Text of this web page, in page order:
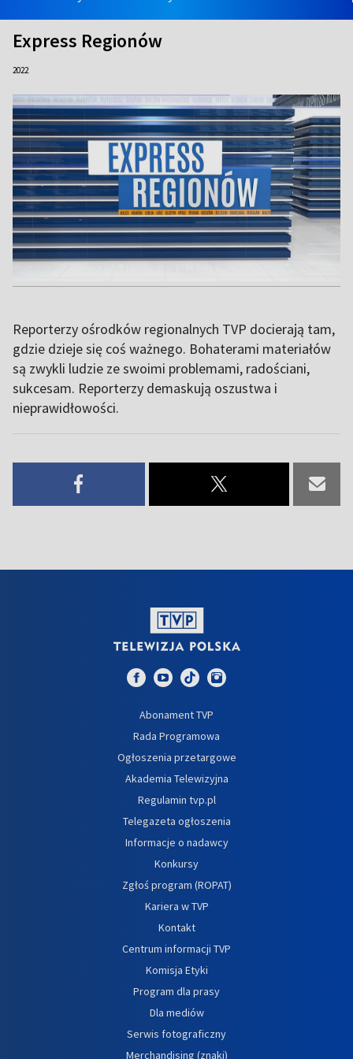
Express Regionów
2022
Reporterzy ośrodków regionalnych TVP docierają tam,
gdzie dzieje się coś ważnego. Bohaterami materiałów
są zwykli ludzie ze swoimi problemami, radościani,
sukcesam. Reporterzy demaskują oszustwa i
nieprawidłowości.
Abonament TVP
Rada Programowa
Ogłoszenia przetargowe
Akademia Telewizyjna
Regulamin tvp.pl
Telegazeta ogłoszenia
Informacje o nadawcy
Konkursy
Zgłoś program (ROPAT)
Kariera w TVP
Kontakt
Centrum informacji TVP
Komisja Etyki
Program dla prasy
Dla mediów
Serwis fotograficzny
Merchandising (znaki)